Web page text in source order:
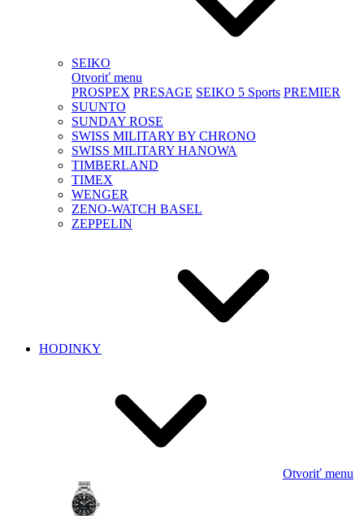
SEIKO
Otvoriť menu
PROSPEX PRESAGE SEIKO 5 Sports PREMIER
SUUNTO
SUNDAY ROSE
SWISS MILITARY BY CHRONO
SWISS MILITARY HANOWA
TIMBERLAND
TIMEX
WENGER
ZENO-WATCH BASEL
ZEPPELIN
HODINKY
Otvoriť menu